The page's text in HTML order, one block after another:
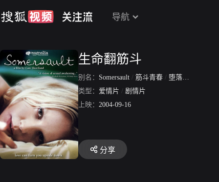
导航
生命翻筋斗
别名： Somersault / 筋斗青春 / 堕落飘零燕
类型： 爱情片 / 剧情片
上映： 2004-09-16
分享